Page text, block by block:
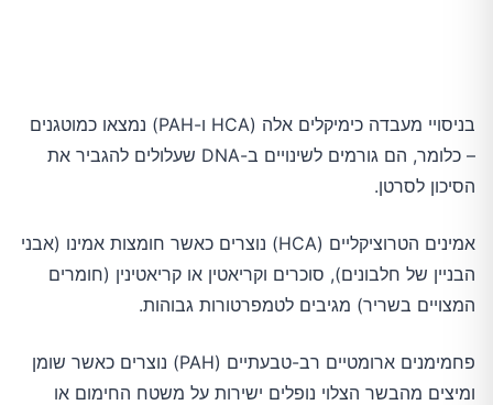
בניסויי מעבדה כימיקלים אלה (HCA ו-PAH) נמצאו כמוטגנים
– כלומר, הם גורמים לשינויים ב-DNA שעלולים להגביר את
הסיכון לסרטן.
אמינים הטרוציקליים (HCA) נוצרים כאשר חומצות אמינו (אבני
הבניין של חלבונים), סוכרים וקריאטין או קריאטינין (חומרים
המצויים בשריר) מגיבים לטמפרטורות גבוהות.
פחמימנים ארומטיים רב-טבעתיים (PAH) נוצרים כאשר שומן
ומיצים מהבשר הצלוי נופלים ישירות על משטח החימום או